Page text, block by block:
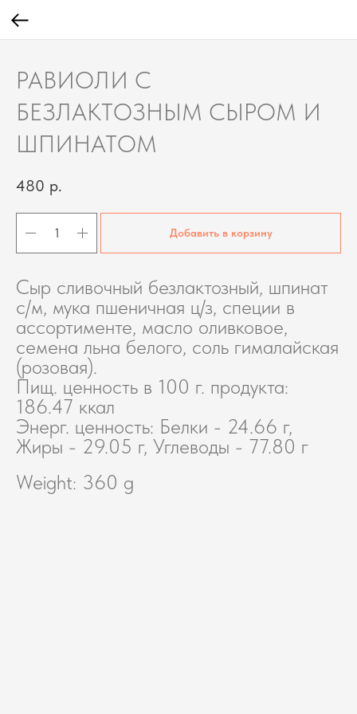
РАВИОЛИ С
БЕЗЛАКТОЗНЫМ СЫРОМ И
ШПИНАТОМ
480 р.
Добавить в корзину
Сыр сливочный безлактозный, шпинат
с/м, мука пшеничная ц/з, специи в
ассортименте, масло оливковое,
семена льна белого, соль гималайская
(розовая).
Пищ. ценность в 100 г. продукта:
186.47 ккал
Энерг. ценность: Белки - 24.66 г,
Жиры - 29.05 г, Углеводы - 77.80 г
Weight: 360 g